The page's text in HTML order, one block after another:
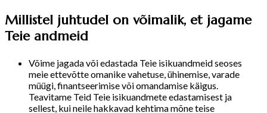
Millistel juhtudel on võimalik, et jagame
Teie andmeid
Võime jagada või edastada Teie isikuandmeid seoses
meie ettevõtte omanike vahetuse, ühinemise, varade
müügi, finantseerimise või omandamise käigus.
Teavitame Teid Teie isikuandmete edastamisest ja
sellest, kui neile hakkavad kehtima mõne teise